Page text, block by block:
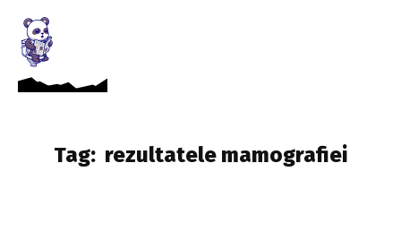
Tag: rezultatele mamografiei